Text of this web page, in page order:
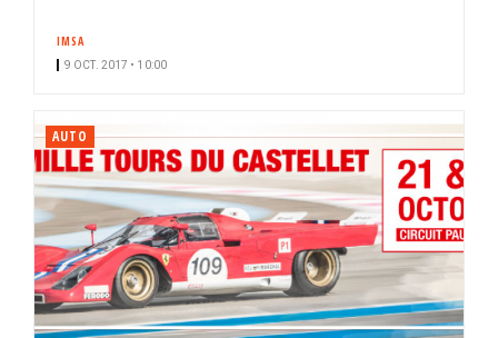
IMSA
9 OCT. 2017 • 10:00
AUTO